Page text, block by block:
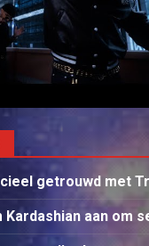
getrouwd met
Kardashian aan om